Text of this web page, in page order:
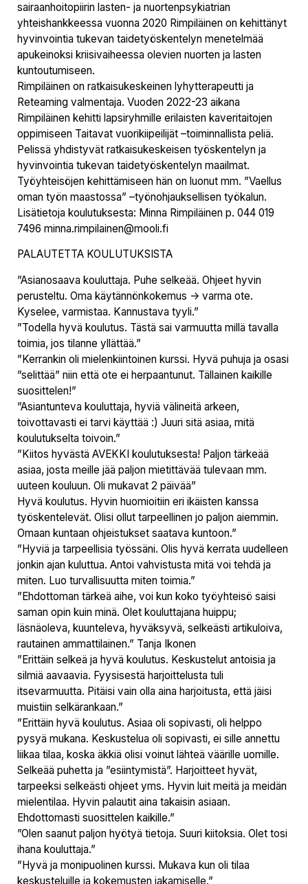
sairaanhoitopiirin lasten- ja nuortenpsykiatrian
yhteishankkeessa vuonna 2020 Rimpiläinen on kehittänyt
hyvinvointia tukevan taidetyöskentelyn menetelmää
apukeinoksi kriisivaiheessa olevien nuorten ja lasten
kuntoutumiseen.
Rimpiläinen on ratkaisukeskeinen lyhytterapeutti ja
Reteaming valmentaja. Vuoden 2022-23 aikana
Rimpiläinen kehitti lapsiryhmille erilaisten kaveritaitojen
oppimiseen Taitavat vuorikiipeilijät –toiminnallista peliä.
Pelissä yhdistyvät ratkaisukeskeisen työskentelyn ja
hyvinvointia tukevan taidetyöskentelyn maailmat.
Työyhteisöjen kehittämiseen hän on luonut mm. ”Vaellus
oman työn maastossa” –työnohjauksellisen työkalun.
Lisätietoja koulutuksesta: Minna Rimpiläinen p. 044 019
7496 minna.rimpilainen@mooli.fi
PALAUTETTA KOULUTUKSISTA
”Asianosaava kouluttaja. Puhe selkeää. Ohjeet hyvin
perusteltu. Oma käytännönkokemus -> varma ote.
Kyselee, varmistaa. Kannustava tyyli.”
”Todella hyvä koulutus. Tästä sai varmuutta millä tavalla
toimia, jos tilanne yllättää.”
”Kerrankin oli mielenkiintoinen kurssi. Hyvä puhuja ja osasi
”selittää” niin että ote ei herpaantunut. Tällainen kaikille
suosittelen!”
”Asiantunteva kouluttaja, hyviä välineitä arkeen,
toivottavasti ei tarvi käyttää :) Juuri sitä asiaa, mitä
koulutukselta toivoin.”
”Kiitos hyvästä AVEKKI koulutuksesta! Paljon tärkeää
asiaa, josta meille jää paljon mietittävää tulevaan mm.
uuteen kouluun. Oli mukavat 2 päivää”
Hyvä koulutus. Hyvin huomioitiin eri ikäisten kanssa
työskentelevät. Olisi ollut tarpeellinen jo paljon aiemmin.
Omaan kuntaan ohjeistukset saatava kuntoon.”
”Hyviä ja tarpeellisia työssäni. Olis hyvä kerrata uudelleen
jonkin ajan kuluttua. Antoi vahvistusta mitä voi tehdä ja
miten. Luo turvallisuutta miten toimia.”
”Ehdottoman tärkeä aihe, voi kun koko työyhteisö saisi
saman opin kuin minä. Olet kouluttajana huippu;
läsnäoleva, kuunteleva, hyväksyvä, selkeästi artikuloiva,
rautainen ammattilainen.” Tanja Ikonen
”Erittäin selkeä ja hyvä koulutus. Keskustelut antoisia ja
silmiä aavaavia. Fyysisestä harjoittelusta tuli
itsevarmuutta. Pitäisi vain olla aina harjoitusta, että jäisi
muistiin selkärankaan.”
”Erittäin hyvä koulutus. Asiaa oli sopivasti, oli helppo
pysyä mukana. Keskustelua oli sopivasti, ei sille annettu
liikaa tilaa, koska äkkiä olisi voinut lähteä väärille uomille.
Selkeää puhetta ja ”esiintymistä”. Harjoitteet hyvät,
tarpeeksi selkeästi ohjeet yms. Hyvin luit meitä ja meidän
mielentilaa. Hyvin palautit aina takaisin asiaan.
Ehdottomasti suosittelen kaikille.”
”Olen saanut paljon hyötyä tietoja. Suuri kiitoksia. Olet tosi
ihana kouluttaja.”
”Hyvä ja monipuolinen kurssi. Mukava kun oli tilaa
keskusteluille ja kokemusten jakamiselle.”